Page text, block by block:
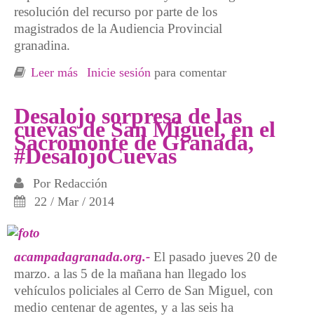
resolución del recurso por parte de los
magistrados de la Audiencia Provincial
granadina.
Leer más sobre Granada. Concentración apoyo a Carlos
Inicie sesión para comentar
Desalojo sorpresa de las
cuevas de San Miguel, en el
Sacromonte de Granada,
#DesalojoCuevas
Por Redacción
22 / Mar / 2014
acampadagranada.org.- El pasado jueves 20 de
marzo. a las 5 de la mañana han llegado los
vehículos policiales al Cerro de San Miguel, con
medio centenar de agentes, y a las seis ha